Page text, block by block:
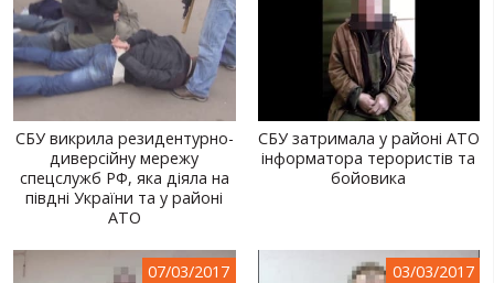
СБУ викрила резидентурно-
диверсійну мережу
спецслужб РФ, яка діяла на
півдні України та у районі
АТО
СБУ затримала у районі АТО
інформатора терористів та
бойовика
07/03/2017 03/03/2017